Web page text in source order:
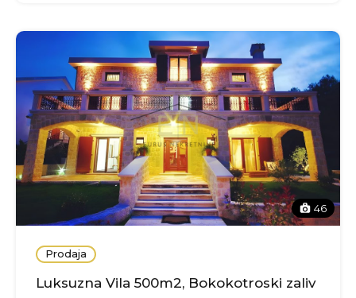
46
Prodaja
Luksuzna Vila 500m2, Bokokotroski zaliv